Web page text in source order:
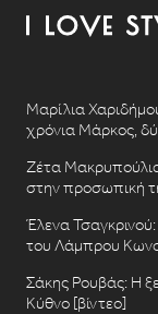
Μαρίλια
χρόνια Μάρκος,
Ζέτα
στην προσωπική
Έλενα
του Λάμπρου
Σάκης Ρουβάς: Η
Κύθνο [βίντεο]